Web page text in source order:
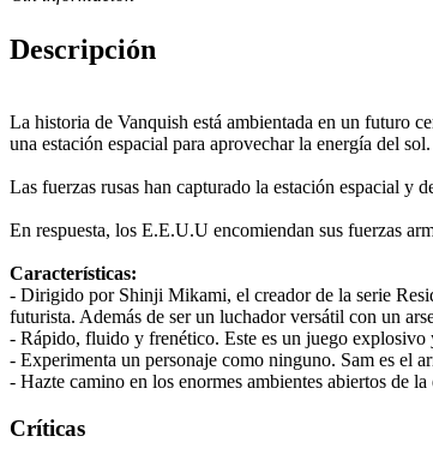
Descripción
La historia de Vanquish está ambientada en un futuro
una estación espacial para aprovechar la energía del sol.
Las fuerzas rusas han capturado la estación espacial y
En respuesta, los E.E.U.U encomiendan sus fuerzas
Características:
- Dirigido por Shinji Mikami, el creador de la serie
futurista. Además de ser un luchador versátil con un
- Rápido, fluido y frenético. Este es un juego
- Experimenta un personaje como ninguno. Sam es el
- Hazte camino en los enormes ambientes abiertos de
Críticas